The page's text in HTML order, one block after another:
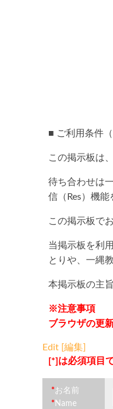
■ ご利用条件
この掲示板は
待ち合わせは
信（Res）機能
この掲示板で
当掲示板を利
とりや、一縄
本掲示板の主
※注意事項
ブラウザの更
Edit [編集]
[*]は必須項目で
*お名前
* Name